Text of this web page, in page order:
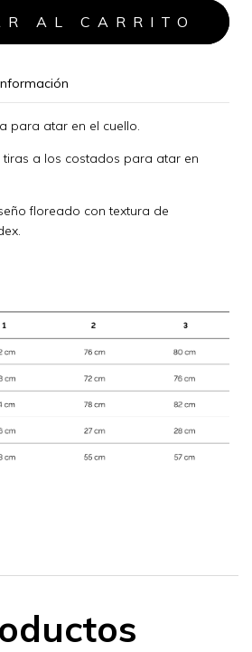
para atar en el cuello.
tiras a los costados para atar en
floreado con textura de